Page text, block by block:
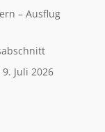
– Ausflug
Juli 2026